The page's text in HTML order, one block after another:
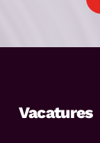
Vacatures